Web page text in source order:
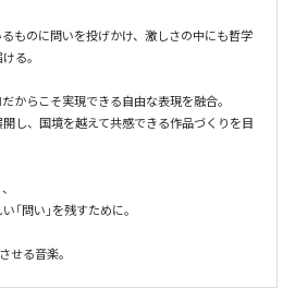
ものに問いを投げかけ、激しさの中にも哲学
る。
からこそ実現できる自由な表現を融合。
し、国境を越えて共感できる作品づくりを目
「問い」を残すために。
せる音楽。